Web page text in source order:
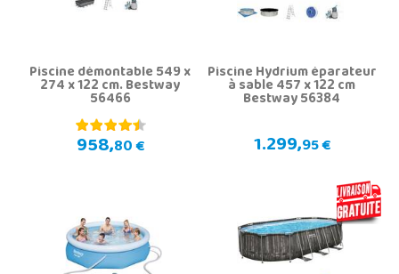
Piscine démontable 549 x
274 x 122 cm. Bestway
56466
958,80 €
Piscine Hydrium éparateur
à sable 457 x 122 cm
Bestway 56384
1.299,95 €